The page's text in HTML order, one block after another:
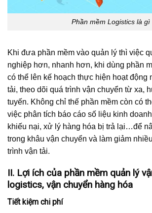
Phần mềm Logistics là gì
Khi đưa phần mềm vào quản lý thì việc
nghiệp hơn, nhanh hơn, khi dùng phần
có thể lên kế hoạch thực hiện hoạt động
tải, theo dõi quá trình vận chuyển từ xa,
tuyến. Không chỉ thế phần mềm còn có
việc phân tích báo cáo số liệu kinh
khiếu nại, xử lý hàng hóa bị trả lại…để
trong khâu vận chuyển và làm giảm
trình vận tải.
II. Lợi ích của phần mềm quản lý
logistics, vận chuyển hàng hóa
Tiết kiệm chi phí